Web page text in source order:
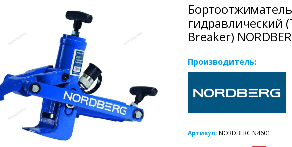
Бортоотжиматель
гидравлический
Breaker)
Производитель:
Артикул: NORDBERG N4601